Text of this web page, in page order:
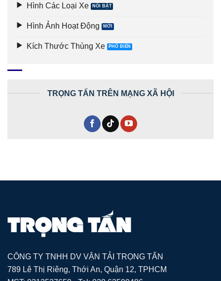
Hình Các Loại Xe
Hình Ảnh Hoạt Động
Kích Thước Thùng Xe
TRỌNG TẤN TRÊN MẠNG XÃ HỘI
CÔNG TY TNHH DV VẬN TẢI TRỌNG TẤN
789 Lê Thị Riêng, Thới An, Quận 12, TPHCM